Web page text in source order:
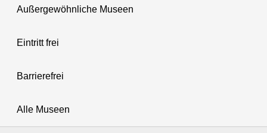
Außergewöhnliche Museen
Eintritt frei
Barrierefrei
Alle Museen